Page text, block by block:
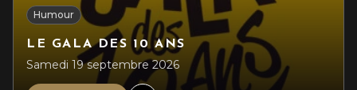
Humour
LE GALA DES 10 ANS
Samedi 19 septembre 2026